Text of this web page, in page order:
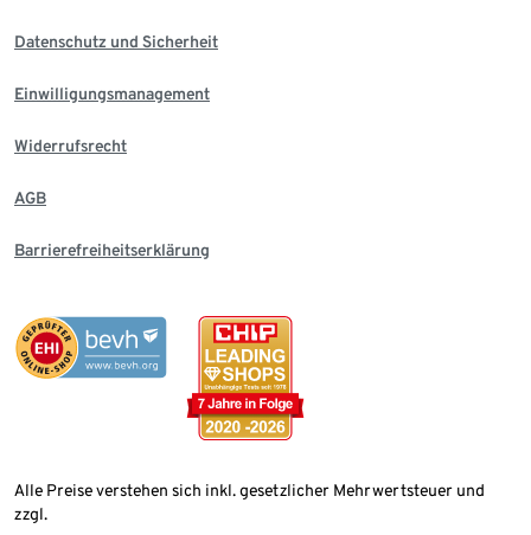
Datenschutz und Sicherheit
Einwilligungsmanagement
Widerrufsrecht
AGB
Barrierefreiheitserklärung
Alle Preise verstehen sich inkl. gesetzlicher Mehrwertsteuer und
zzgl.